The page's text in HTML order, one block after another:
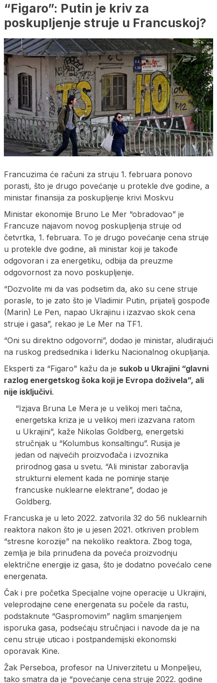
“Figaro”: Putin je kriv za
poskupljenje struje u Francuskoj?
Francuzima će računi za struju 1. februara ponovo
porasti, što je drugo povećanje u protekle dve godine, a
ministar finansija za poskupljenje krivi Moskvu
Ministar ekonomije Bruno Le Mer “obradovao” je
Francuze najavom novog poskupljenja struje od
četvrtka, 1. februara. To je drugo povećanje cena struje
u protekle dve godine, ali ministar koji je takođe
odgovoran i za energetiku, odbija da preuzme
odgovornost za novo poskupljenje.
“Dozvolite mi da vas podsetim da, ako su cene struje
porasle, to je zato što je Vladimir Putin, prijatelj gospođe
(Marin) Le Pen, napao Ukrajinu i izazvao skok cena
struje i gasa”, rekao je Le Mer na TF1.
“Oni su direktno odgovorni”, dodao je ministar, aludirajući
na ruskog predsednika i liderku Nacionalnog okupljanja.
Eksperti za “Figaro” kažu da je sukob u Ukrajini “glavni
razlog energetskog šoka koji je Evropa doživela”, ali
nije isključivi.
“Izjava Bruna Le Mera je u velikoj meri tačna,
energetska kriza je u velikoj meri izazvana ratom
u Ukrajini”, kaže Nikolas Goldberg, energetski
stručnjak u “Kolumbus konsaltingu”. Rusija je
jedan od najvećih proizvođača i izvoznika
prirodnog gasa u svetu. “Ali ministar zaboravlja
strukturni element kada ne pominje stanje
francuske nuklearne elektrane”, dodao je
Goldberg.
Francuska je u leto 2022. zatvorila 32 do 56 nuklearnih
reaktora nakon što je u jesen 2021. otkriven problem
“stresne korozije” na nekoliko reaktora. Zbog toga,
zemlja je bila prinuđena da poveća proizvodnju
električne energije iz gasa, što je dodatno povećalo cene
energenata.
Čak i pre početka Specijalne vojne operacije u Ukrajini,
veleprodajne cene energenata su počele da rastu,
podstaknute “Gaspromovim” naglim smanjenjem
isporuka gasa, podsećaju stručnjaci i navode da je na
cenu struje uticao i postpandemijski ekonomski
oporavak Kine.
Žak Perseboa, profesor na Univerzitetu u Monpeljeu,
tako smatra da je “povećanje cena struje 2022. godine